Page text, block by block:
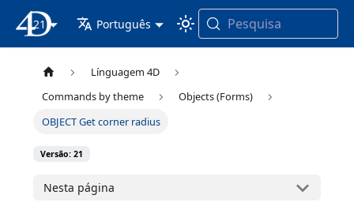
Documentação 4D
21 Português Pesquisa
Línguagem 4D
Commands by theme
Objects (Forms)
OBJECT Get corner radius
Versão: 21
Nesta página